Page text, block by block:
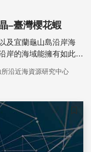
–臺灣櫻花蝦
及宜蘭龜山島沿岸海
岸的海域能擁有如此珍
沿近海資源研究中心
儲存